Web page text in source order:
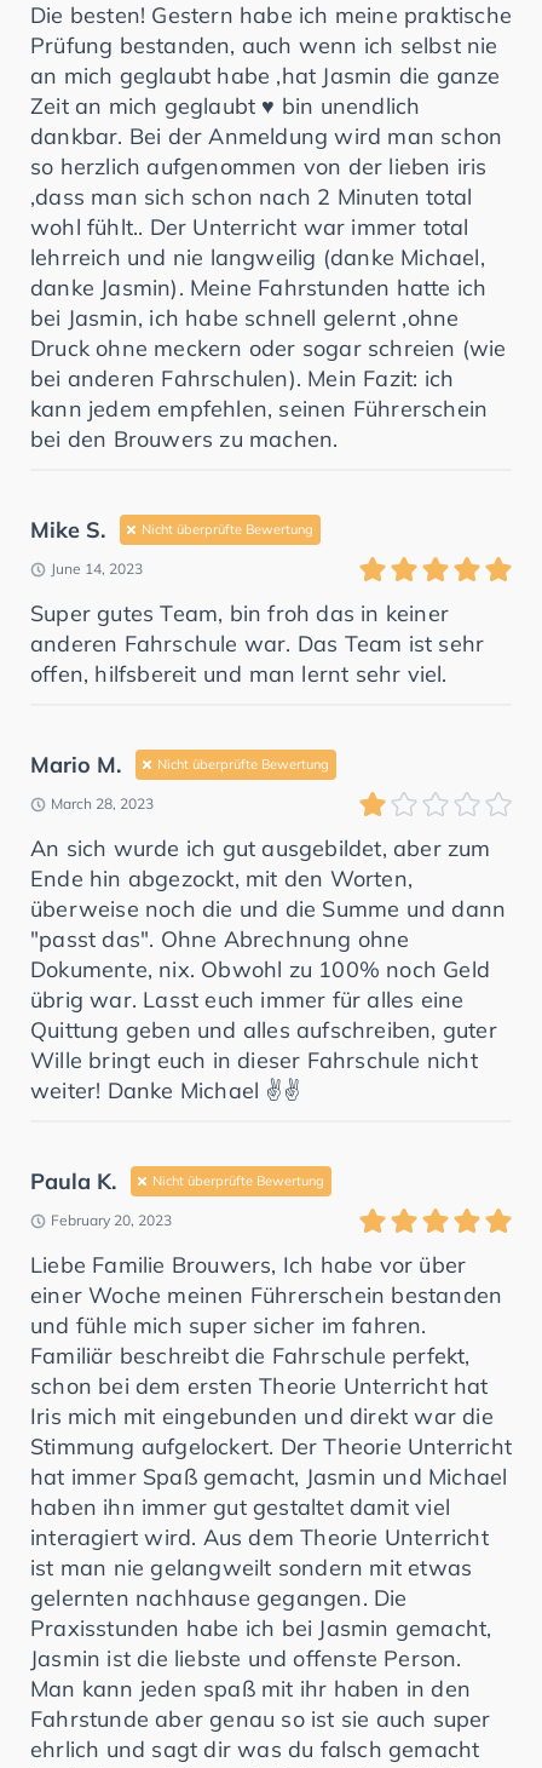
Die besten! Gestern habe ich meine praktische
Prüfung bestanden, auch wenn ich selbst nie
an mich geglaubt habe ,hat Jasmin die ganze
Zeit an mich geglaubt ♥️ bin unendlich
dankbar. Bei der Anmeldung wird man schon
so herzlich aufgenommen von der lieben iris
,dass man sich schon nach 2 Minuten total
wohl fühlt.. Der Unterricht war immer total
lehrreich und nie langweilig (danke Michael,
danke Jasmin). Meine Fahrstunden hatte ich
bei Jasmin, ich habe schnell gelernt ,ohne
Druck ohne meckern oder sogar schreien (wie
bei anderen Fahrschulen). Mein Fazit: ich
kann jedem empfehlen, seinen Führerschein
bei den Brouwers zu machen.
Mike S. Nicht überprüfte Bewertung
June 14, 2023
Super gutes Team, bin froh das in keiner
anderen Fahrschule war. Das Team ist sehr
offen, hilfsbereit und man lernt sehr viel.
Mario M. Nicht überprüfte Bewertung
March 28, 2023
An sich wurde ich gut ausgebildet, aber zum
Ende hin abgezockt, mit den Worten,
überweise noch die und die Summe und dann
"passt das". Ohne Abrechnung ohne
Dokumente, nix. Obwohl zu 100% noch Geld
übrig war. Lasst euch immer für alles eine
Quittung geben und alles aufschreiben, guter
Wille bringt euch in dieser Fahrschule nicht
weiter! Danke Michael ✌️✌️
Paula K. Nicht überprüfte Bewertung
February 20, 2023
Liebe Familie Brouwers, Ich habe vor über
einer Woche meinen Führerschein bestanden
und fühle mich super sicher im fahren.
Familiär beschreibt die Fahrschule perfekt,
schon bei dem ersten Theorie Unterricht hat
Iris mich mit eingebunden und direkt war die
Stimmung aufgelockert. Der Theorie Unterricht
hat immer Spaß gemacht, Jasmin und Michael
haben ihn immer gut gestaltet damit viel
interagiert wird. Aus dem Theorie Unterricht
ist man nie gelangweilt sondern mit etwas
gelernten nachhause gegangen. Die
Praxisstunden habe ich bei Jasmin gemacht,
Jasmin ist die liebste und offenste Person.
Man kann jeden spaß mit ihr haben in den
Fahrstunde aber genau so ist sie auch super
ehrlich und sagt dir was du falsch gemacht